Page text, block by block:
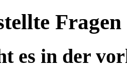
Fragen
es in der